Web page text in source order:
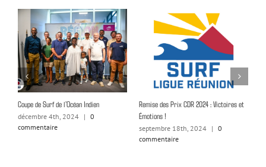
Coupe de Surf de l’Océan Indien
décembre 4th, 2024 | 0
commentaire
Remise des Prix CDR 2024 : Victoires et
Émotions !
septembre 18th, 2024 | 0
commentaire